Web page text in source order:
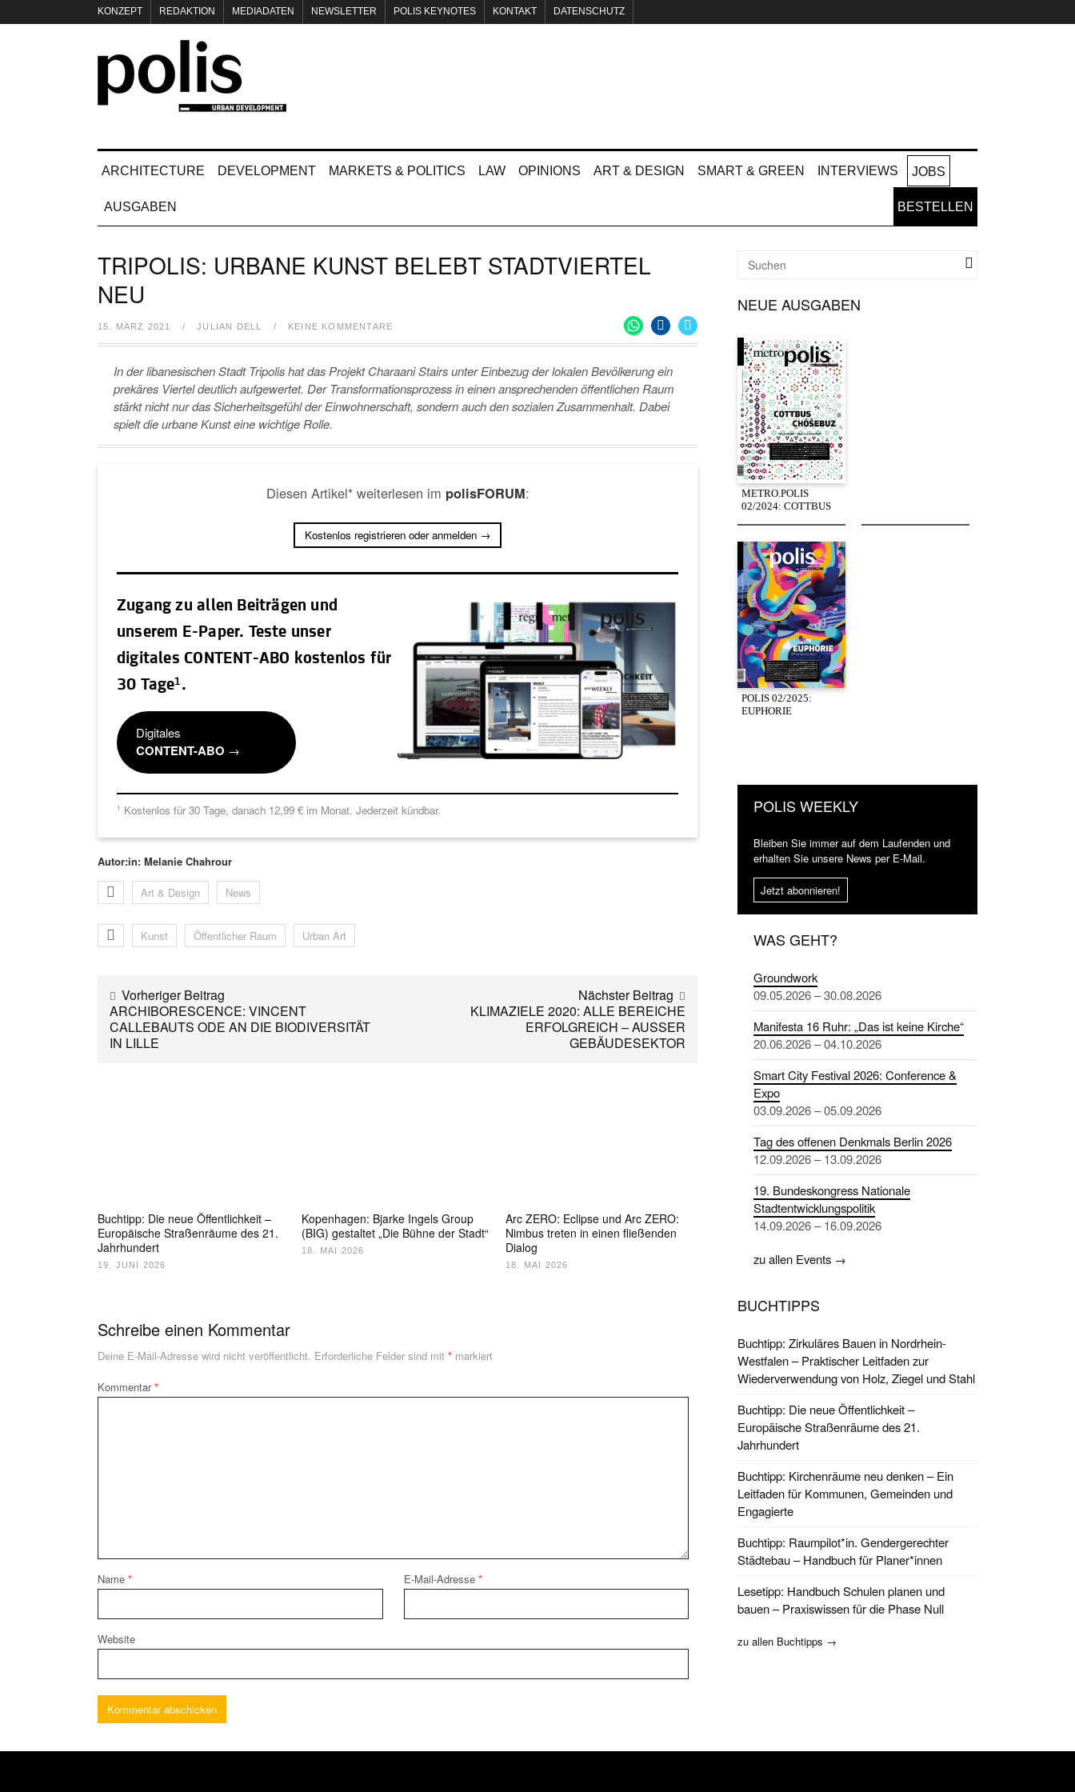
KONZEPT REDAKTION MEDIADATEN NEWSLETTER POLIS KEYNOTES KONTAKT DATENSCHUTZ
ARCHITECTURE DEVELOPMENT MARKETS & POLITICS LAW OPINIONS ART & DESIGN SMART & GREEN INTERVIEWS JOBS
AUSGABEN BESTELLEN
TRIPOLIS: URBANE KUNST BELEBT STADTVIERTEL
NEU
15. MÄRZ 2021 / JULIAN DELL / KEINE KOMMENTARE
In der libanesischen Stadt Tripolis hat das Projekt Charaani Stairs unter Einbezug der lokalen Bevölkerung ein
prekäres Viertel deutlich aufgewertet. Der Transformationsprozess in einen ansprechenden öffentlichen Raum
stärkt nicht nur das Sicherheitsgefühl der Einwohnerschaft, sondern auch den sozialen Zusammenhalt. Dabei
spielt die urbane Kunst eine wichtige Rolle.
Diesen Artikel* weiterlesen im polisFORUM:
Kostenlos registrieren oder anmelden →
Zugang zu allen Beiträgen und
unserem E-Paper. Teste unser
digitales CONTENT-ABO kostenlos für
30 Tage1 .
Digitales
CONTENT-ABO →
1 Kostenlos für 30 Tage, danach 12,99 € im Monat. Jederzeit kündbar.
Autor:in: Melanie Chahrour
Art & Design News
Kunst Öffentlicher Raum Urban Art
Vorheriger Beitrag
ARCHIBORESCENCE: VINCENT
CALLEBAUTS ODE AN DIE BIODIVERSITÄT
IN LILLE
Nächster Beitrag
KLIMAZIELE 2020: ALLE BEREICHE
ERFOLGREICH – AUSSER
GEBÄUDESEKTOR
Buchtipp: Die neue Öffentlichkeit –
Europäische Straßenräume des 21.
Jahrhundert
19. JUNI 2026
Kopenhagen: Bjarke Ingels Group
(BIG) gestaltet „Die Bühne der Stadt“
18. MAI 2026
Arc ZERO: Eclipse und Arc ZERO:
Nimbus treten in einen fließenden
Dialog
18. MAI 2026
Schreibe einen Kommentar
Deine E-Mail-Adresse wird nicht veröffentlicht. Erforderliche Felder sind mit * markiert
Kommentar*
Name * E-Mail-Adresse *
Website
NEUE AUSGABEN
METRO.POLIS
02/2024: COTTBUS
POLIS 02/2025:
EUPHORIE
POLIS WEEKLY
Bleiben Sie immer auf dem Laufenden und
erhalten Sie unsere News per E-Mail.
Jetzt abonnieren!
WAS GEHT?
Groundwork
09.05.2026 – 30.08.2026
Manifesta 16 Ruhr: „Das ist keine Kirche“
20.06.2026 – 04.10.2026
Smart City Festival 2026: Conference &
Expo
03.09.2026 – 05.09.2026
Tag des offenen Denkmals Berlin 2026
12.09.2026 – 13.09.2026
19. Bundeskongress Nationale
Stadtentwicklungspolitik
14.09.2026 – 16.09.2026
zu allen Events →
BUCHTIPPS
Buchtipp: Zirkuläres Bauen in Nordrhein-
Westfalen – Praktischer Leitfaden zur
Wiederverwendung von Holz, Ziegel und Stahl
Buchtipp: Die neue Öffentlichkeit –
Europäische Straßenräume des 21.
Jahrhundert
Buchtipp: Kirchenräume neu denken – Ein
Leitfaden für Kommunen, Gemeinden und
Engagierte
Buchtipp: Raumpilot*in. Gendergerechter
Städtebau – Handbuch für Planer*innen
Lesetipp: Handbuch Schulen planen und
bauen – Praxiswissen für die Phase Null
zu allen Buchtipps →